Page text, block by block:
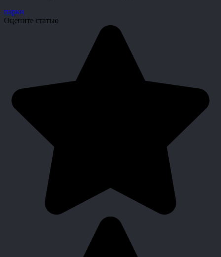
парки
Оцените статью